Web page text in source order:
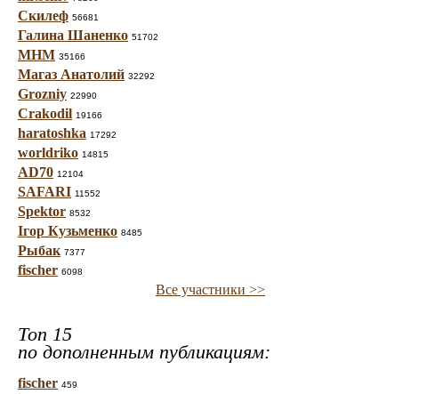
Скилеф 56681
Галина Шаненко 51702
МНМ 35166
Магаз Анатолий 32292
Grozniy 22990
Crakodil 19166
haratoshka 17292
worldriko 14815
AD70 12104
SAFARI 11552
Spektor 8532
Ігор Кузьменко 8485
Рыбак 7377
fischer 6098
Все участники >>
Топ 15
по дополненным публикациям:
fischer 459